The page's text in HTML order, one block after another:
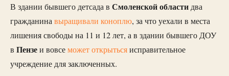
В здании бывшего детсада в Смоленской областидва
гражданинавыращивали коноплю, за что уехали в места
лишения свободы на 11 и 12 лет, а в здании бывшего ДОУ
в Пензеи вовсеможет открытьсяисправительное
учреждение для заключенных.